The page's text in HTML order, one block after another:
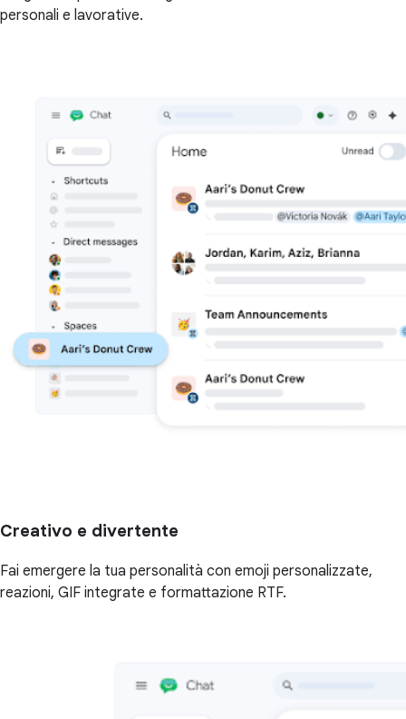
personali e lavorative.
Creativo e divertente
Fai emergere la tua personalità con emoji personalizzate,
reazioni, GIF integrate e formattazione RTF.